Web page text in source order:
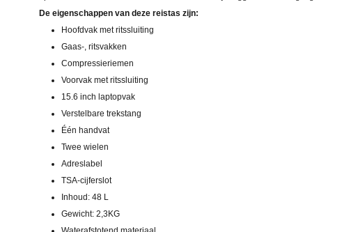
De eigenschappen van deze reistas zijn:
Hoofdvak met ritssluiting
Gaas-, ritsvakken
Compressieriemen
Voorvak met ritssluiting
15.6 inch laptopvak
Verstelbare trekstang
Één handvat
Twee wielen
Adreslabel
TSA-cijferslot
Inhoud: 48 L
Gewicht: 2,3KG